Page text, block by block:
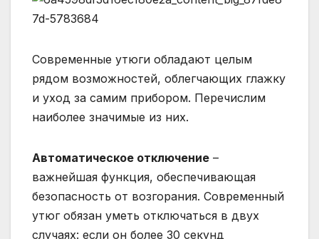
Современные утюги обладают целым
рядом возможностей, облегчающих глажку
и уход за самим прибором. Перечислим
наиболее значимые из них.
Автоматическое отключение –
важнейшая функция, обеспечивающая
безопасность от возгорания. Современный
утюг обязан уметь отключаться в двух
случаях: если он более 30 секунд